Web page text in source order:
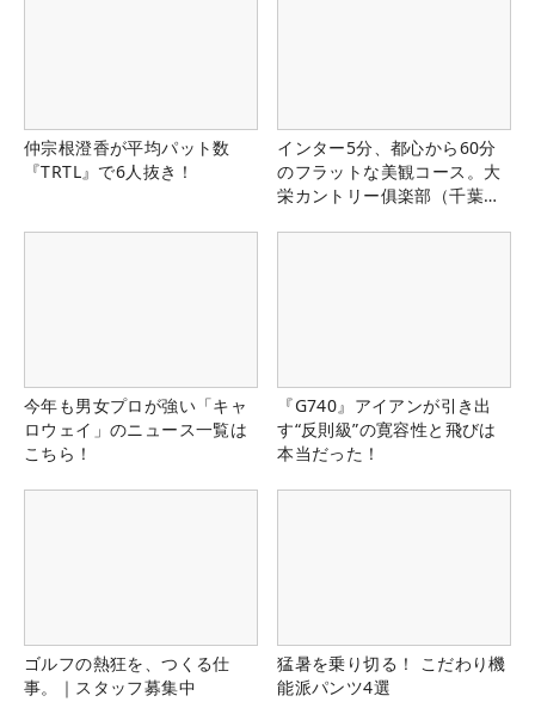
仲宗根澄香が平均パット数
『TRTL』で6人抜き！
インター5分、都心から60分
のフラットな美観コース。大
栄カントリー俱楽部（千葉
今年も男女プロが強い「キャ
ロウェイ」のニュース一覧は
こちら！
『G740』アイアンが引き出
す“反則級”の寛容性と飛びは
本当だった！
ゴルフの熱狂を、つくる仕
事。｜スタッフ募集中
猛暑を乗り切る！ こだわり機
能派パンツ4選